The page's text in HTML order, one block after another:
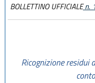
BOLLETTINO UFFICIALEn.
Ricognizione residui